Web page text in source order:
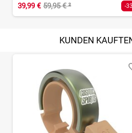
39,99 € 59,95 €² -
KUNDEN